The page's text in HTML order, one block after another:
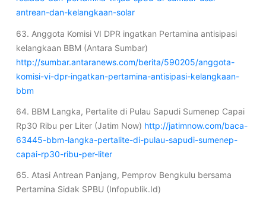
antrean-dan-kelangkaan-solar
63. Anggota Komisi VI DPR ingatkan Pertamina antisipasi
kelangkaan BBM (Antara Sumbar)
http://sumbar.antaranews.com/berita/590205/anggota-
komisi-vi-dpr-ingatkan-pertamina-antisipasi-kelangkaan-
bbm
64. BBM Langka, Pertalite di Pulau Sapudi Sumenep Capai
Rp30 Ribu per Liter (Jatim Now) http://jatimnow.com/baca-
63445-bbm-langka-pertalite-di-pulau-sapudi-sumenep-
capai-rp30-ribu-per-liter
65. Atasi Antrean Panjang, Pemprov Bengkulu bersama
Pertamina Sidak SPBU (Infopublik.Id)